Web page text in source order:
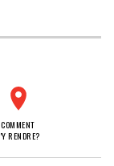
COMMENT
RENDRE?